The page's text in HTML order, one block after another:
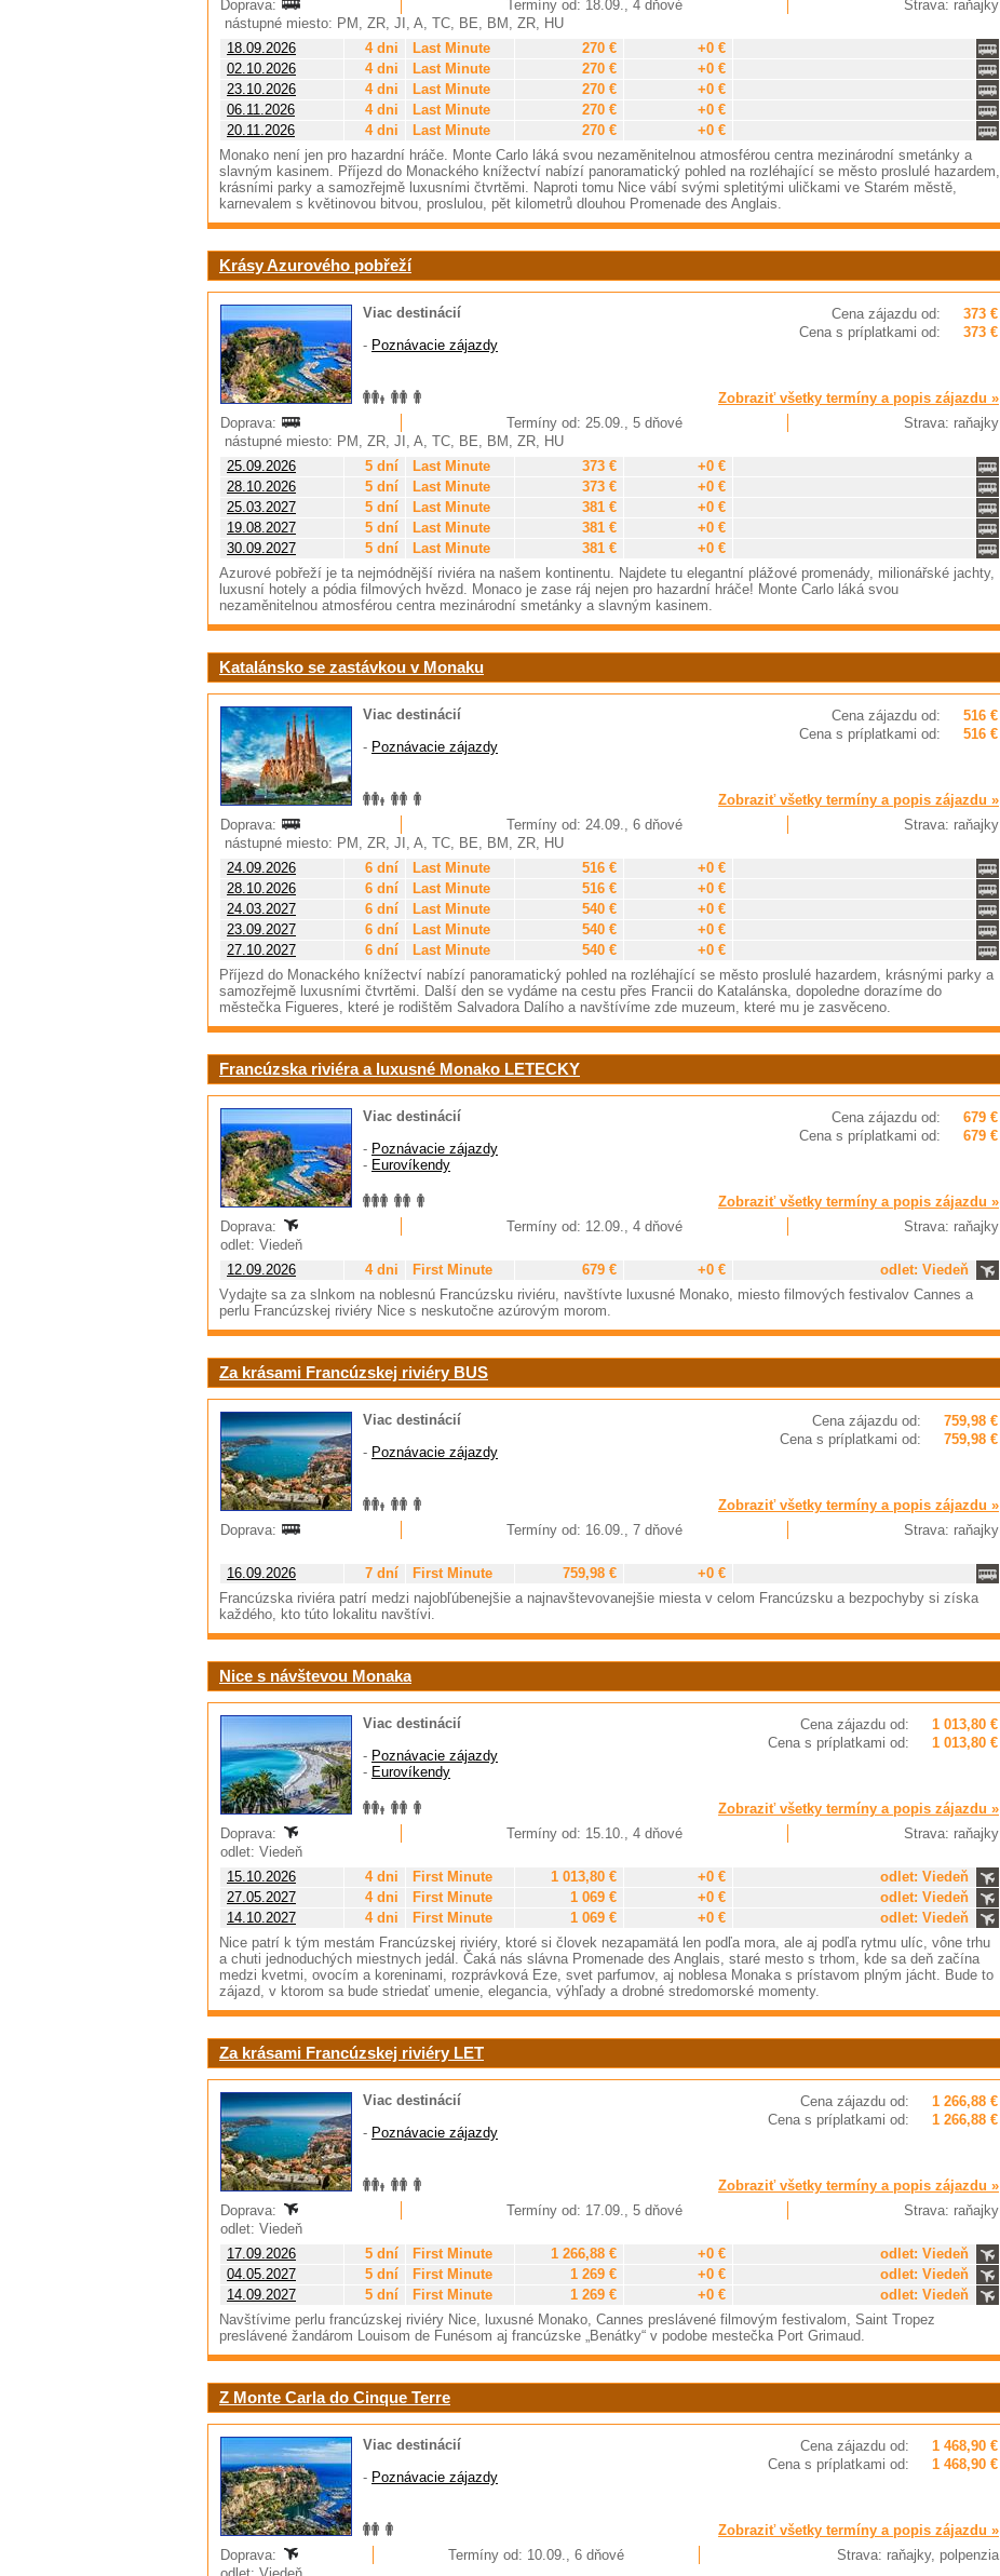
Doprava:
Termíny od: 18.09., 4 dňové
Strava: raňajky
nástupné miesto: PM, ZR, JI, A, TC, BE, BM, ZR, HU
18.09.2026
4 dni Last Minute 270 €
+0 €
02.10.2026
4 dni Last Minute 270 €
+0 €
23.10.2026
4 dni Last Minute 270 €
+0 €
06.11.2026
4 dni Last Minute 270 €
+0 €
20.11.2026
4 dni Last Minute 270 €
+0 €
Monako není jen pro hazardní hráče. Monte Carlo láká svou nezaměnitelnou atmosférou centra mezinárodní smetánky a
slavným kasinem. Příjezd do Monackého knížectví nabízí panoramatický pohled na rozléhající se město proslulé hazardem,
krásními parky a samozřejmě luxusními čtvrtěmi. Naproti tomu Nice vábí svými spletitými uličkami ve Starém městě,
karnevalem s květinovou bitvou, proslulou, pět kilometrů dlouhou Promenade des Anglais.
Krásy Azurového pobřeží
Cena zájazdu od:
373 €
Cena s príplatkami od:
373 €
Viac destinácií
- Poznávacie zájazdy
Zobraziť všetky termíny a popis zájazdu »
Doprava:
Termíny od: 25.09., 5 dňové
Strava: raňajky
nástupné miesto: PM, ZR, JI, A, TC, BE, BM, ZR, HU
25.09.2026
5 dní Last Minute 373 €
+0 €
28.10.2026
5 dní Last Minute 373 €
+0 €
25.03.2027
5 dní Last Minute 381 €
+0 €
19.08.2027
5 dní Last Minute 381 €
+0 €
30.09.2027
5 dní Last Minute 381 €
+0 €
Azurové pobřeží je ta nejmódnější riviéra na našem kontinentu. Najdete tu elegantní plážové promenády, milionářské jachty,
luxusní hotely a pódia filmových hvězd. Monaco je zase ráj nejen pro hazardní hráče! Monte Carlo láká svou
nezaměnitelnou atmosférou centra mezinárodní smetánky a slavným kasinem.
Katalánsko se zastávkou v Monaku
Cena zájazdu od:
516 €
Cena s príplatkami od:
516 €
Viac destinácií
- Poznávacie zájazdy
Zobraziť všetky termíny a popis zájazdu »
Doprava:
Termíny od: 24.09., 6 dňové
Strava: raňajky
nástupné miesto: PM, ZR, JI, A, TC, BE, BM, ZR, HU
24.09.2026
6 dní Last Minute 516 €
+0 €
28.10.2026
6 dní Last Minute 516 €
+0 €
24.03.2027
6 dní Last Minute 540 €
+0 €
23.09.2027
6 dní Last Minute 540 €
+0 €
27.10.2027
6 dní Last Minute 540 €
+0 €
Příjezd do Monackého knížectví nabízí panoramatický pohled na rozléhající se město proslulé hazardem, krásnými parky a
samozřejmě luxusními čtvrtěmi. Další den se vydáme na cestu přes Francii do Katalánska, dopoledne dorazíme do
městečka Figueres, které je rodištěm Salvadora Dalího a navštívíme zde muzeum, které mu je zasvěceno.
Francúzska riviéra a luxusné Monako LETECKY
Cena zájazdu od:
679 €
Cena s príplatkami od:
679 €
Viac destinácií
- Poznávacie zájazdy
- Eurovíkendy
Zobraziť všetky termíny a popis zájazdu »
Doprava:
Termíny od: 12.09., 4 dňové
Strava: raňajky
odlet: Viedeň
12.09.2026
4 dni First Minute 679 € +0 €
odlet: Viedeň
Vydajte sa za slnkom na noblesnú Francúzsku riviéru, navštívte luxusné Monako, miesto filmových festivalov Cannes a
perlu Francúzskej riviéry Nice s neskutočne azúrovým morom.
Za krásami Francúzskej riviéry BUS
Cena zájazdu od:
759,98 €
Cena s príplatkami od:
759,98 €
Viac destinácií
- Poznávacie zájazdy
Zobraziť všetky termíny a popis zájazdu »
Doprava:
Termíny od: 16.09., 7 dňové Strava: raňajky
16.09.2026 7 dní First Minute 759,98 €
+0 €
Francúzska riviéra patrí medzi najobľúbenejšie a najnavštevovanejšie miesta v celom Francúzsku a bezpochyby si získa
každého, kto túto lokalitu navštívi.
Nice s návštevou Monaka
Cena zájazdu od:
1 013,80 €
Cena s príplatkami od:
1 013,80 €
Viac destinácií
- Poznávacie zájazdy
- Eurovíkendy
Zobraziť všetky termíny a popis zájazdu »
Doprava:
Termíny od: 15.10., 4 dňové
Strava: raňajky
odlet: Viedeň
15.10.2026
4 dni First Minute 1 013,80 € +0 €
odlet: Viedeň
27.05.2027
4 dni First Minute 1 069 € +0 €
odlet: Viedeň
14.10.2027
4 dni First Minute 1 069 € +0 €
odlet: Viedeň
Nice patrí k tým mestám Francúzskej riviéry, ktoré si človek nezapamätá len podľa mora, ale aj podľa rytmu ulíc, vône trhu
a chuti jednoduchých miestnych jedál. Čaká nás slávna Promenade des Anglais, staré mesto s trhom, kde sa deň začína
medzi kvetmi, ovocím a koreninami, rozprávková Eze, svet parfumov, aj noblesa Monaka s prístavom plným jácht. Bude to
zájazd, v ktorom sa bude striedať umenie, elegancia, výhľady a drobné stredomorské momenty.
Za krásami Francúzskej riviéry LET
Cena zájazdu od:
1 266,88 €
Cena s príplatkami od:
1 266,88 €
Viac destinácií
- Poznávacie zájazdy
Zobraziť všetky termíny a popis zájazdu »
Doprava:
Termíny od: 17.09., 5 dňové
Strava: raňajky
odlet: Viedeň
17.09.2026
5 dní First Minute 1 266,88 € +0 €
odlet: Viedeň
04.05.2027
5 dní First Minute 1 269 € +0 €
odlet: Viedeň
14.09.2027
5 dní First Minute 1 269 € +0 €
odlet: Viedeň
Navštívime perlu francúzskej riviéry Nice, luxusné Monako, Cannes preslávené filmovým festivalom, Saint Tropez
preslávené žandárom Louisom de Funésom aj francúzske „Benátky“ v podobe mestečka Port Grimaud.
Z Monte Carla do Cinque Terre
Cena zájazdu od:
1 468,90 €
Cena s príplatkami od:
1 468,90 €
Viac destinácií
- Poznávacie zájazdy
Zobraziť všetky termíny a popis zájazdu »
Doprava:
Termíny od: 10.09., 6 dňové
Strava: raňajky, polpenzia